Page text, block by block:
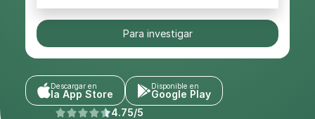
Para investigar
Descargar en
la App Store
Disponible en
Google Play
4.75/5